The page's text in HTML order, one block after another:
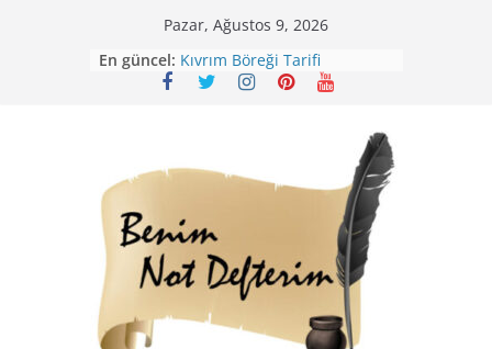
Pazar, Ağustos 9, 2026
En güncel: Kıvrım Böreği Tarifi
Karabuğday Pilavı Tarifi